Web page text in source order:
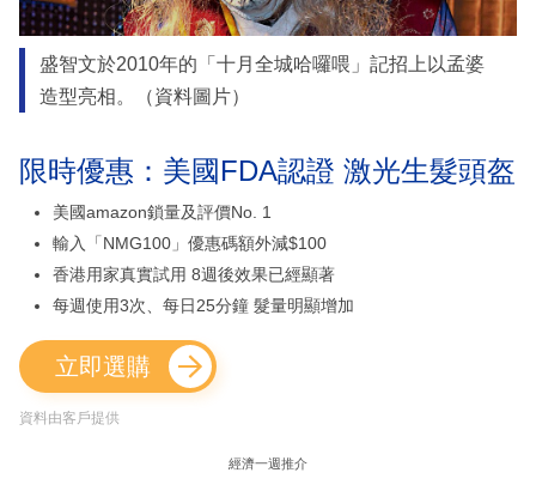
盛智文於2010年的「十月全城哈囉喂」記招上以孟婆
造型亮相。（資料圖片）
限時優惠：美國FDA認證 激光生髮頭盔
美國amazon鎖量及評價No. 1
輸入「NMG100」優惠碼額外減$100
香港用家真實試用 8週後效果已經顯著
每週使用3次、每日25分鐘 髮量明顯增加
立即選購
資料由客戶提供
經濟一週推介